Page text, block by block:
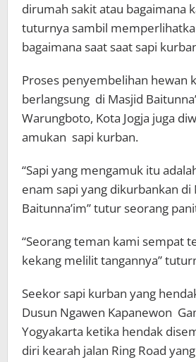
dirumah sakit atau bagaimana
tuturnya sambil
bagaimana saat saat sapi
Proses penyembelihan hewan
berlangsung di Masjid
Warungboto, Kota Jogja juga
amukan sapi kurban.
“Sapi yang mengamuk itu
enam sapi yang dikurbankan di
Baitunna’im” tutur seorang
“Seorang teman kami sempat
kekang melilit tangannya”
Seekor sapi kurban yang
Dusun Ngawen Kapanewon
Yogyakarta ketika hendak
diri kearah jalan Ring Road